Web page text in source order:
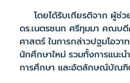
โดยได้รับเกียรติจาก ผู้ช่ว
ดร.เนตรชนก ศรีทุมมา คณบ
ศาสตร์ ในการกล่าวปฐมโอวา
นักศึกษาใหม่ รวมทั้งการแนะ
การศึกษา และอัตลักษณ์บัณ